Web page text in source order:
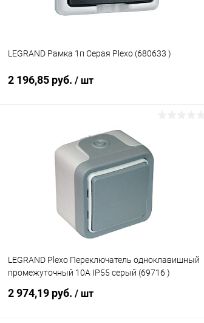
LEGRAND Рамка 1п Серая Plexo (680633 )
2 196,85 руб. / шт
В корзину
Купить в 1 клик К сравнению
В наличии
LEGRAND Plexo Переключатель одноклавишный
промежуточный 10А IP55 серый (69716 )
2 974,19 руб. / шт